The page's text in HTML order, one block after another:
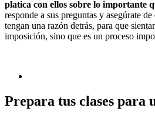
platica con ellos sobre lo importante
responde a sus preguntas y asegúrate
tengan una razón detrás, para que
imposición, sino que es un proceso
Prepara tus clases para